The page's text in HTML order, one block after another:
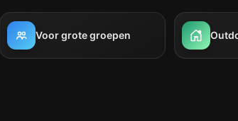
Voor grote groepen